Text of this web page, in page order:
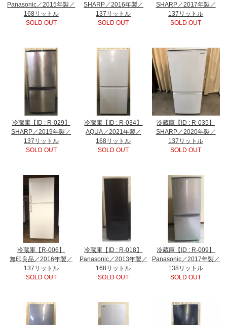
Panasonic／2015年製／
168リットル
SOLD OUT
SHARP／2016年製／
137リットル
SOLD OUT
SHARP／2017年製／
137リットル
SOLD OUT
冷蔵庫【ID : R-029】
SHARP／2019年製／
137リットル
SOLD OUT
冷蔵庫【ID : R-034】
AQUA／2021年製／
168リットル
SOLD OUT
冷蔵庫【ID : R-035】
SHARP／2020年製／
137リットル
SOLD OUT
冷蔵庫【R-006】
無印良品／2016年製／
137リットル
SOLD OUT
冷蔵庫【ID : R-018】
Panasonic／2013年製／
168リットル
SOLD OUT
冷蔵庫【ID : R-009】
Panasonic／2017年製／
138リットル
SOLD OUT